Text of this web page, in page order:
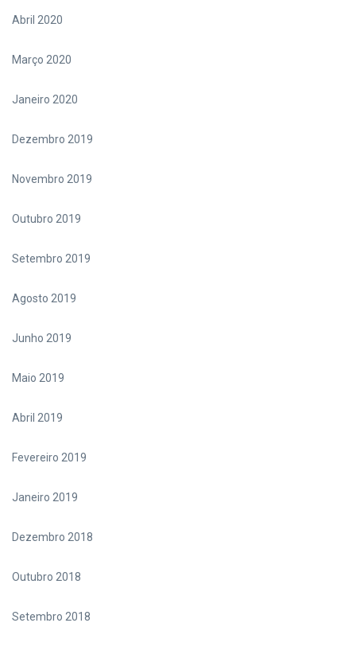
Abril 2020
Março 2020
Janeiro 2020
Dezembro 2019
Novembro 2019
Outubro 2019
Setembro 2019
Agosto 2019
Junho 2019
Maio 2019
Abril 2019
Fevereiro 2019
Janeiro 2019
Dezembro 2018
Outubro 2018
Setembro 2018